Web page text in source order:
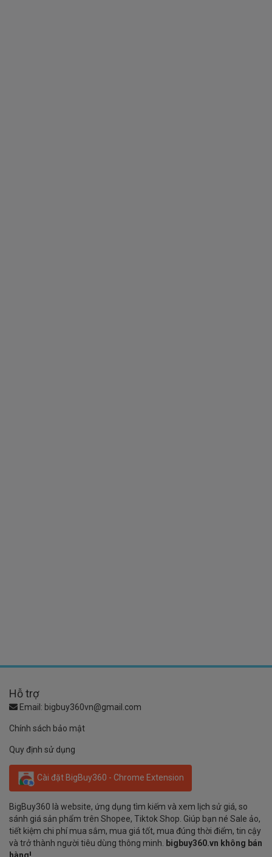
Hỗ trợ
Email: bigbuy360vn@gmail.com
Chính sách bảo mật
Quy định sử dụng
Cài đặt BigBuy360 - Chrome Extension
BigBuy360 là website, ứng dụng tìm kiếm và xem lịch sử giá, so
sánh giá sản phẩm trên Shopee, Tiktok Shop. Giúp bạn né Sale ảo,
tiết kiệm chi phí mua sắm, mua giá tốt, mua đúng thời điểm, tin cậy
và trở thành người tiêu dùng thông minh. bigbuy360.vn không bán